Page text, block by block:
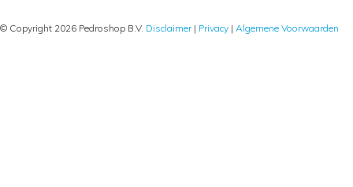
© Copyright 2026 Pedroshop B.V. Disclaimer| Privacy | Algemene Voorwaarden